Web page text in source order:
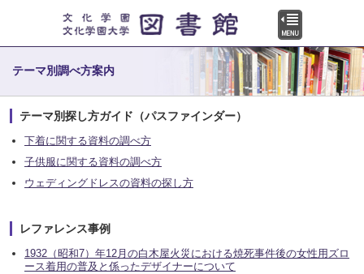
テーマ別調べ方案内
テーマ別探し方ガイド（パスファインダー）
下着に関する資料の調べ方
子供服に関する資料の調べ方
ウェディングドレスの資料の探し方
レファレンス事例
1932（昭和7）年12月の白木屋火災における焼死事件後の女性用ズロ
ース着用の普及と係ったデザイナーについて